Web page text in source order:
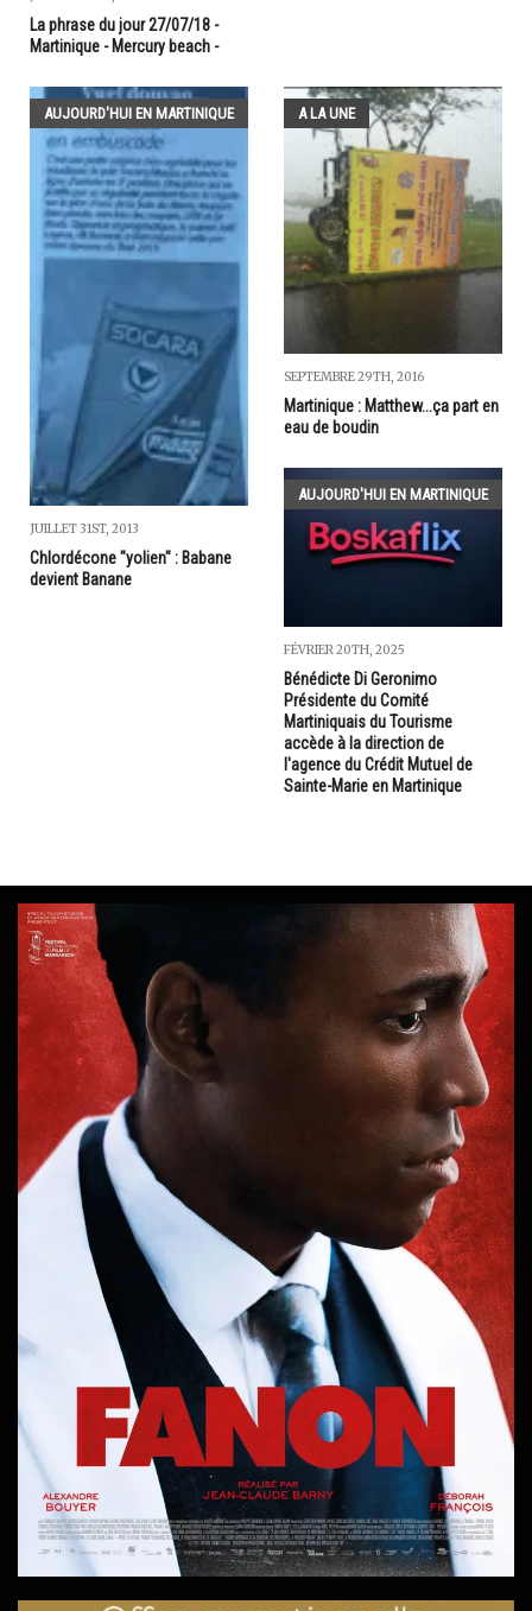
La phrase du jour 27/07/18 -
Martinique - Mercury beach -
AUJOURD'HUI EN MARTINIQUE
JUILLET 31ST, 2013
Chlordécone "yolien" : Babane
devient Banane
A LA UNE
SEPTEMBRE 29TH, 2016
Martinique : Matthew...ça part en
eau de boudin
AUJOURD'HUI EN MARTINIQUE
FÉVRIER 20TH, 2025
Bénédicte Di Geronimo
Présidente du Comité
Martiniquais du Tourisme
accède à la direction de
l'agence du Crédit Mutuel de
Sainte-Marie en Martinique